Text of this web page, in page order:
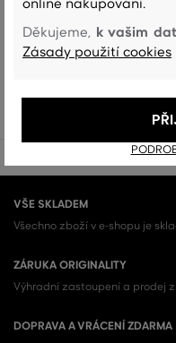
Zobrazit všechny
VŠE SKLADEM
Všechno zboží v e-shopu je
ZÁRUKA ORIGINALITY
Výhradní zastoupení a prodej
DOPRAVA A VRÁCENÍ ZDARMA
Děkujeme, k vašim
Zásady použití cookies